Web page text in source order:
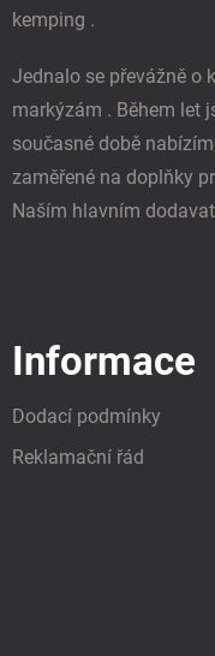
kemping .
Jednalo se převážně o
markýzám . Během let
současné době
zaměřené na doplňky
Naším hlavním
Informace
Dodací podmínky
Reklamační řád